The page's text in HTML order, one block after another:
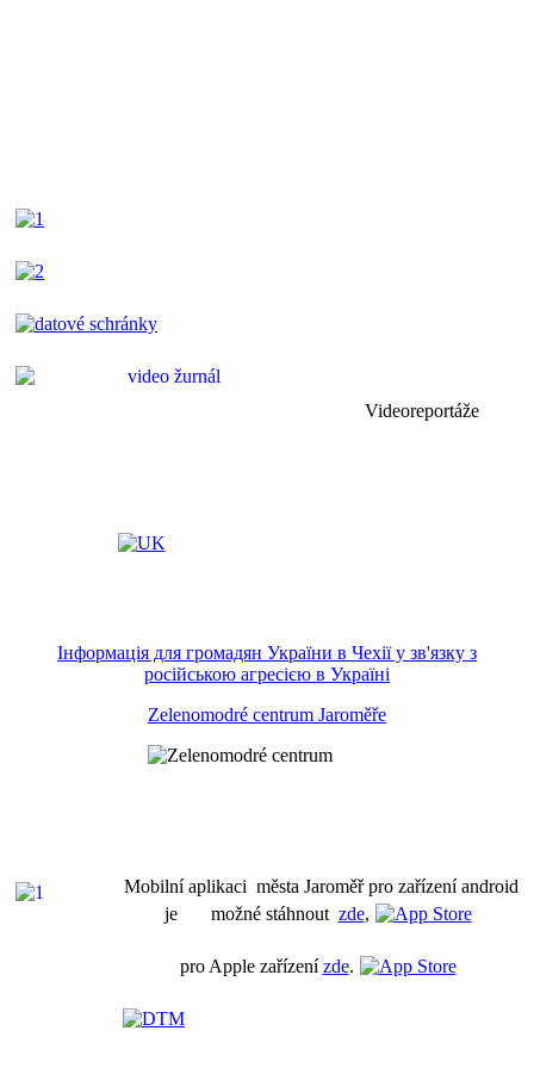
Videoreportáže
Інформація для громадян України в Чехії у зв'язку з
російською агресією в Україні
Zelenomodré centrum Jaroměře
Mobilní aplikaci města Jaroměř pro zařízení android
je možné stáhnout zde,
pro Apple zařízenízde.